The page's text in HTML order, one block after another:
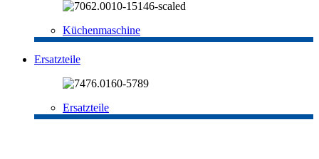
Küchenmaschine
Ersatzteile
Ersatzteile